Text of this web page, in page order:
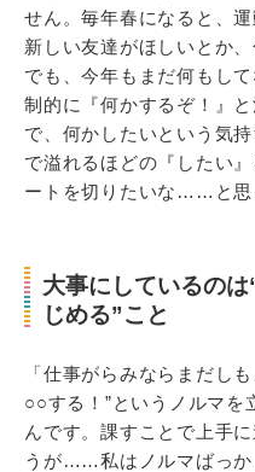
せん。毎年春になると、
新しい友達がほしいとか
でも、今年もまだ何もし
制的に『何かするぞ！』
で、何かしたいという気
で溢れるほどの『したい
ートを切りたいな……と思
大事にしているの
じめる”こと
「仕事がらみならまだし
○○する！”というノルマを
んです。課すことで上手
うが……私はノルマばっか